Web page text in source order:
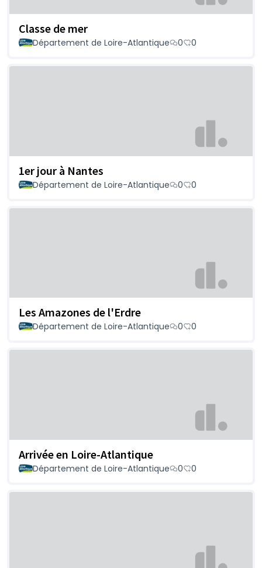
Classe de mer
Département de Loire-Atlantique 0 0
1er jour à Nantes
Département de Loire-Atlantique 0 0
Les Amazones de l'Erdre
Département de Loire-Atlantique 0 0
Arrivée en Loire-Atlantique
Département de Loire-Atlantique 0 0